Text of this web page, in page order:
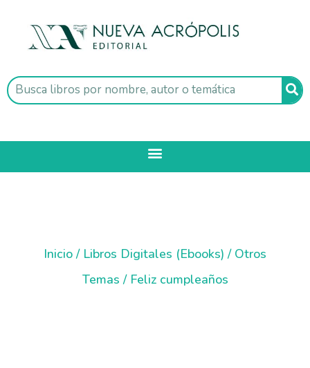
Inicio/ Libros Digitales (Ebooks) / Otros
Temas / Feliz cumpleaños